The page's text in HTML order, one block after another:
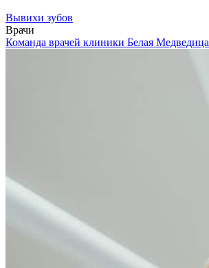
Вывихи зубов
Врачи
Команда врачей клиники Белая Медведица